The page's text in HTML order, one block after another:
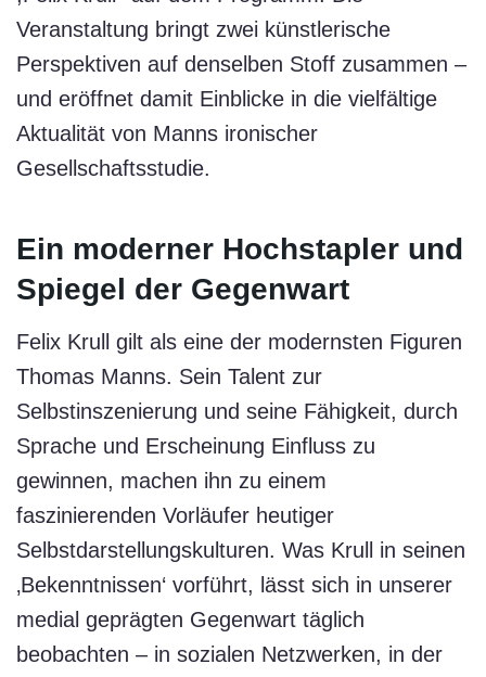
Veranstaltung bringt zwei künstlerische
Perspektiven auf denselben Stoff zusammen –
und eröffnet damit Einblicke in die vielfältige
Aktualität von Manns ironischer
Gesellschaftsstudie.
Ein moderner Hochstapler und
Spiegel der Gegenwart
Felix Krull gilt als eine der modernsten Figuren
Thomas Manns. Sein Talent zur
Selbstinszenierung und seine Fähigkeit, durch
Sprache und Erscheinung Einfluss zu
gewinnen, machen ihn zu einem
faszinierenden Vorläufer heutiger
Selbstdarstellungskulturen. Was Krull in seinen
‚Bekenntnissen‘ vorführt, lässt sich in unserer
medial geprägten Gegenwart täglich
beobachten – in sozialen Netzwerken, in der